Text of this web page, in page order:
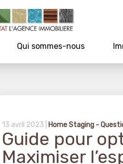
Qui sommes-nous
13 avril 2023 | Home Staging -
Guide pour
Maximiser